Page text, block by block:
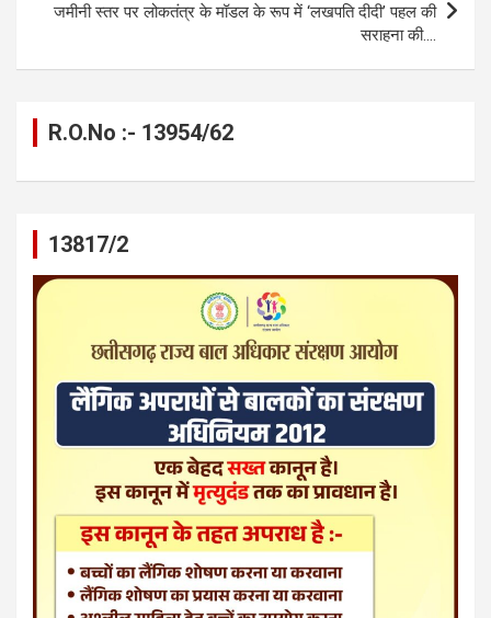
जमीनी स्तर पर लोकतंत्र के मॉडल के रूप में ‘लखपति दीदी’ पहल की
सराहना की….
R.O.No :- 13954/62
13817/2